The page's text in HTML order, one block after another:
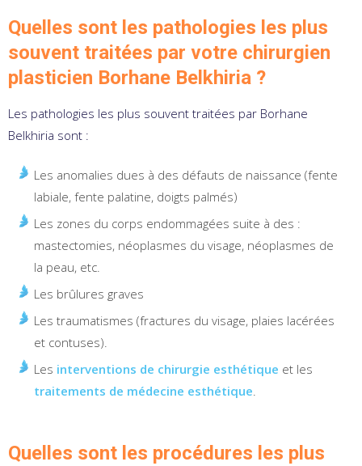
Quelles sont les pathologies les plus
souvent traitées par votre chirurgien
plasticien Borhane Belkhiria ?
Les pathologies les plus souvent traitées par Borhane
Belkhiria sont :
Les anomalies dues à des défauts de naissance (fente
labiale, fente palatine, doigts palmés)
Les zones du corps endommagées suite à des :
mastectomies, néoplasmes du visage, néoplasmes de
la peau, etc.
Les brûlures graves
Les traumatismes (fractures du visage, plaies lacérées
et contuses).
Les interventions de chirurgie esthétique et les
traitements de médecine esthétique.
Quelles sont les procédures les plus